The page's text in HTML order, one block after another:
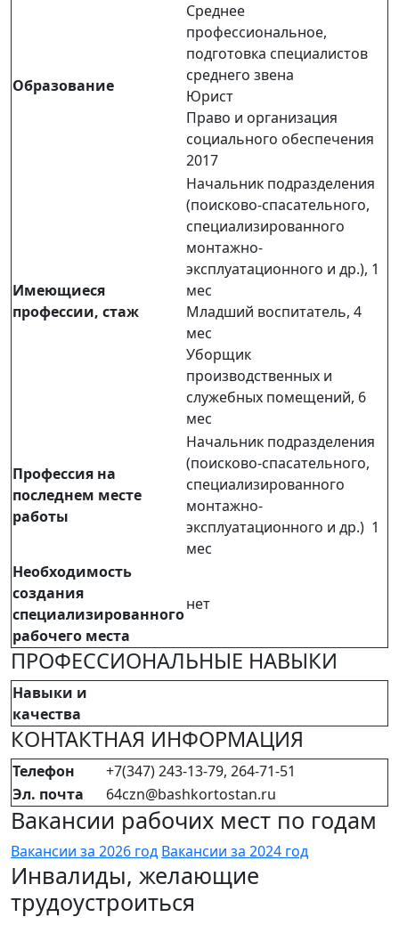
Образование
Среднее
профессиональное,
подготовка специалистов
среднего звена
Юрист
Право и организация
социального обеспечения
2017
Имеющиеся
профессии, стаж
Начальник подразделения
(поисково-спасательного,
специализированного
монтажно-
эксплуатационного и др.), 1
мес
Младший воспитатель, 4
мес
Уборщик
производственных и
служебных помещений, 6
мес
Профессия на
последнем месте
работы
Начальник подразделения
(поисково-спасательного,
специализированного
монтажно-
эксплуатационного и др.) 1
мес
Необходимость
создания
специализированного
рабочего места
нет
ПРОФЕССИОНАЛЬНЫЕ НАВЫКИ
Навыки и
качества
КОНТАКТНАЯ ИНФОРМАЦИЯ
Телефон
+7(347) 243-13-79, 264-71-51
Эл. почта
64czn@bashkortostan.ru
Вакансии рабочих мест по годам
Вакансии за 2026 год Вакансии за 2024 год
Инвалиды, желающие
трудоустроиться